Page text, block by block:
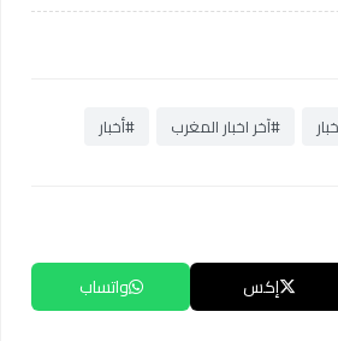
#آخر اخبار المغرب #أخبار
إكس واتساب